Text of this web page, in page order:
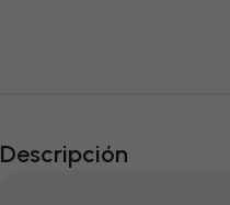
Descripción